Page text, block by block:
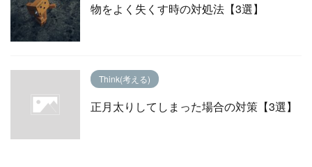
物をよく失くす時の対処法【3選】
Think(考える)
正月太りしてしまった場合の対策【3選】